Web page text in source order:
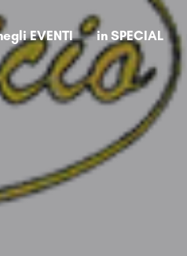
EVENTI in SPECIAL